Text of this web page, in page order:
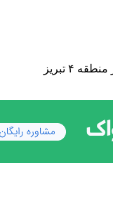
برگزاری ویژه‌برنامه «ایران مقتدر» در منطقه ۴ تبریز